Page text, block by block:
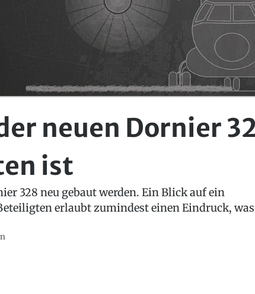
neuen Dornier
ist
328 neu gebaut werden. Ein Blick auf ein
erlaubt zumindest einen Eindruck, was